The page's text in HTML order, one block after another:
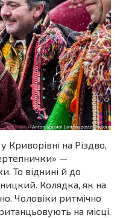
Криворівні на Різдво,
—
То віднині й до
Колядка, як на
Чоловіки ритмічно
на місці.